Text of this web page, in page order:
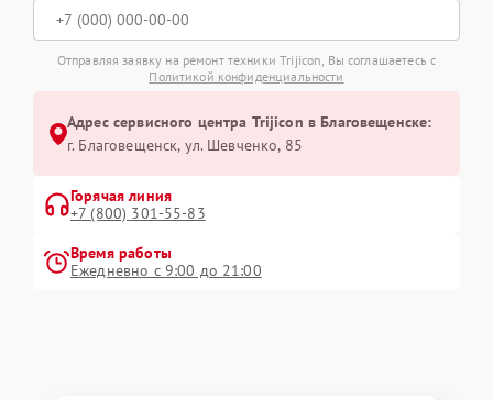
Отправляя заявку на ремонт техники Trijicon, Вы соглашаетесь с
Политикой конфиденциальности
Адрес сервисного центра Trijicon в Благовещенске:
г. Благовещенск, ул. Шевченко, 85
Горячая линия
+7 (800) 301-55-83
Время работы
Ежедневно с 9:00 до 21:00